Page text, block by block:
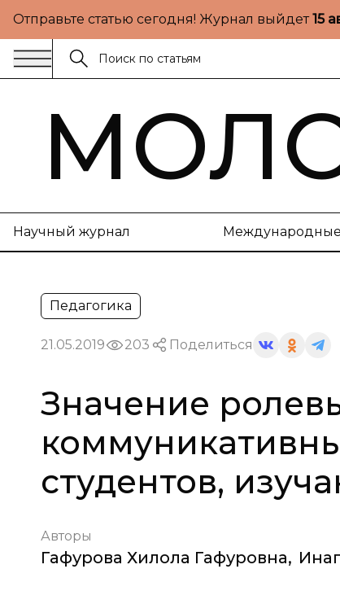
Отправьте статью сегодня! Журнал выйдет15
Научный журнал
Педагогика
21.05.2019 203 Поделиться
Значение
студентов,
Авторы
Гафурова Хилола Гафуровна,